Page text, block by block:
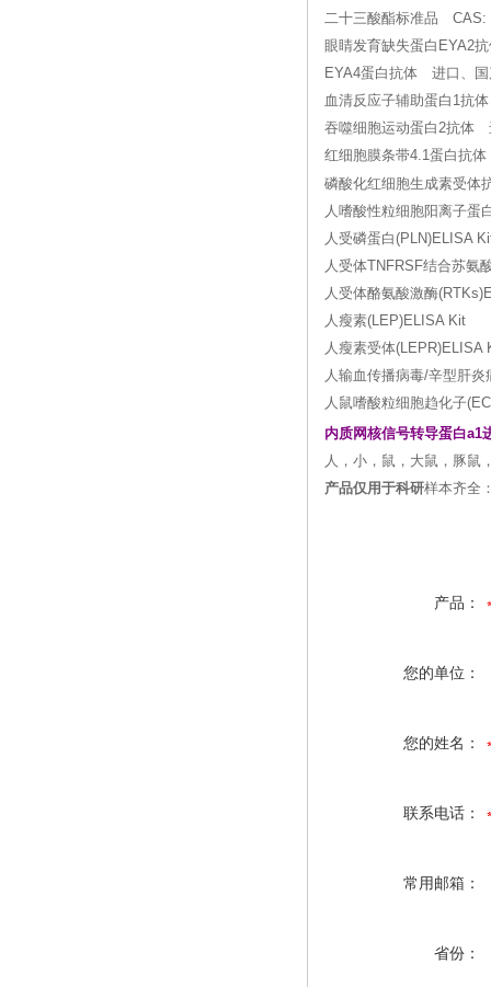
二十三酸酯标准品
眼睛发育缺失蛋白EYA2
EYA4蛋白抗体 进口、国
血清反应子辅助蛋白1抗
吞噬细胞运动蛋白2抗体
红细胞膜条带4.1蛋白抗
磷酸化红细胞生成素受体
人嗜酸性粒细胞阳离子蛋
人受磷蛋白(PLN)ELISA
人受体TNFRSF结合苏氨
人受体酪氨酸激酶
人瘦素(LEP)ELISA Kit
人瘦素受体(LEPR)ELISA
人输血传播病毒/辛型肝
人鼠嗜酸粒细胞趋化子
内质网核信号转导蛋白a1
人，小，鼠，大鼠，豚鼠
产品仅用于科研样本齐全
产品：
您的单位：
您的姓名：
联系电话：
常用邮箱：
省份：